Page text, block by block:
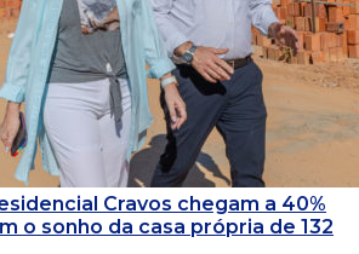
Cravos chegam a 40%
o sonho da casa própria de 132